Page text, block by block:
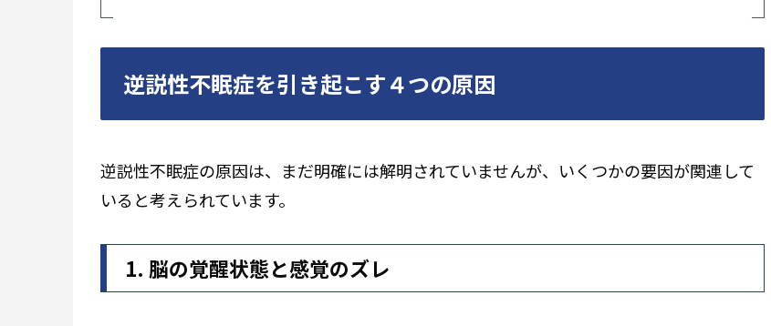
逆説性不眠症を引き起こす４つの原因
逆説性不眠症の原因は、まだ明確には解明されていませんが、いくつかの要因が関連して
いると考えられています。
1. 脳の覚醒状態と感覚のズレ